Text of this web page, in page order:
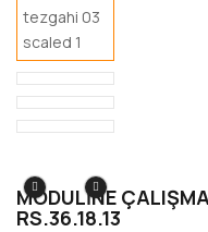
MODULİNE
RS.36.18.13